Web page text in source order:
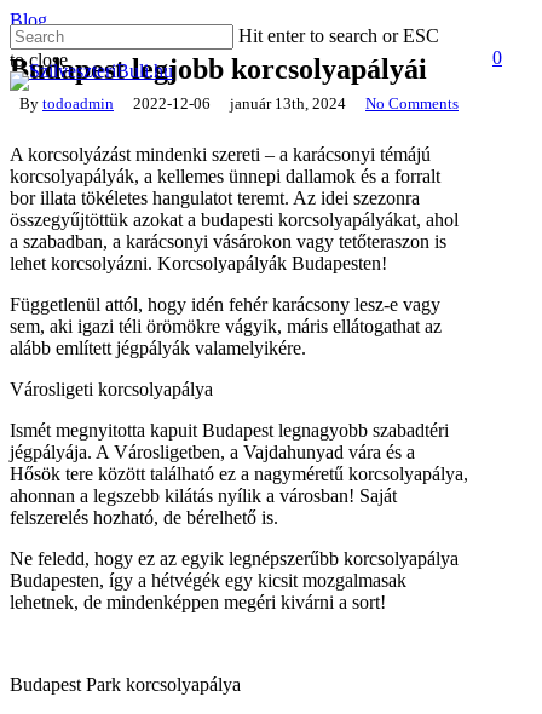
Skip
to
main
content
Hit enter to search or ESC
to close
Close
Search
0
Blog
Budapest legjobb korcsolyapályái
By todoadmin 2022-12-06 január 13th, 2024 No Comments
A korcsolyázást mindenki szereti – a karácsonyi témájú
korcsolyapályák, a kellemes ünnepi dallamok és a forralt
bor illata tökéletes hangulatot teremt. Az idei szezonra
összegyűjtöttük azokat a budapesti korcsolyapályákat, ahol
a szabadban, a karácsonyi vásárokon vagy tetőteraszon is
lehet korcsolyázni. Korcsolyapályák Budapesten!
Függetlenül attól, hogy idén fehér karácsony lesz-e vagy
sem, aki igazi téli örömökre vágyik, máris ellátogathat az
alább említett jégpályák valamelyikére.
Városligeti korcsolyapálya
Ismét megnyitotta kapuit Budapest legnagyobb szabadtéri
jégpályája. A Városligetben, a Vajdahunyad vára és a
Hősök tere között található ez a nagyméretű korcsolyapálya,
ahonnan a legszebb kilátás nyílik a városban! Saját
felszerelés hozható, de bérelhető is.
Ne feledd, hogy ez az egyik legnépszerűbb korcsolyapálya
Budapesten, így a hétvégék egy kicsit mozgalmasak
lehetnek, de mindenképpen megéri kivárni a sort!
Budapest Park korcsolyapálya